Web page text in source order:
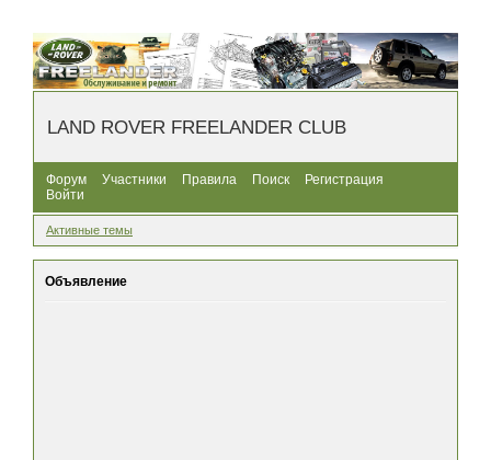
LAND ROVER FREELANDER CLUB
Форум Участники Правила Поиск
Регистрация
Войти
Активные темы
Объявление